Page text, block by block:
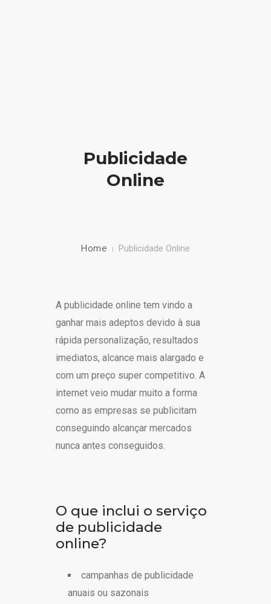
SUPORTE TÉCNICOPublicidade
Online
Home Publicidade Online
A publicidade online tem vindo a
ganhar mais adeptos devido à sua
rápida personalização, resultados
imediatos, alcance mais alargado e
com um preço super competitivo. A
internet veio mudar muito a forma
como as empresas se publicitam
conseguindo alcançar mercados
nunca antes conseguidos.
O que inclui o serviço
de publicidade
online?
campanhas de publicidade
anuais ou sazonais